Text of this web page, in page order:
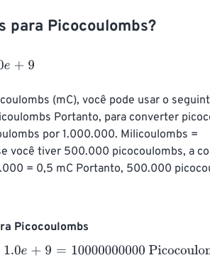
para Picocoulombs?
(mC), você pode usar o
Portanto, para converter
por 1.000.000. Milicoulombs =
você tiver 500.000 picocoulombs, a
= 0,5 mC Portanto, 500.000
Picocoulombs
10000000000 Picocoulombs